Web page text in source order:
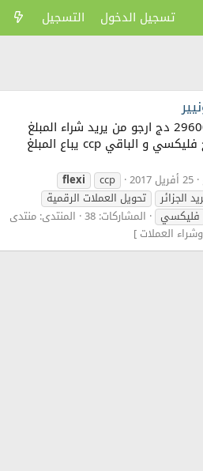
تسجيل الدخول التسجيل
بيع 160دولار مقابل 29600 دج ارجو من يريد شراء المبلغ
كامل يرسللي 880 دج فليكسي و الباقي ccp يباع المبلغ
25 أفريل 2017 ccp
flexi
الجزائر
تحويل العملات الرقمية
فليكسي المشاركات: 38 المنتدى: منتدى
العملات ]